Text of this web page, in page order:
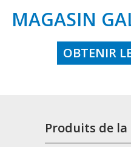
MAGASIN
OBTENIR
Produits de